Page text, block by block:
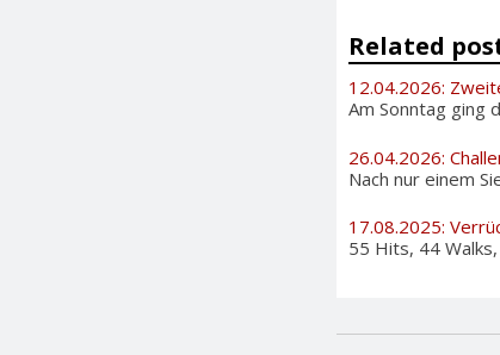
Related
12.04.2026:
Am Sonntag ging
26.04.2026:
Nach nur einem
17.08.2025:
55 Hits, 44